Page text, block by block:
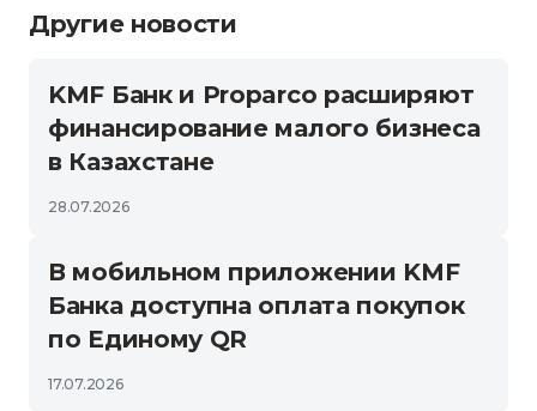
Другие новости
KMF Банк и Proparco расширяют
финансирование малого бизнеса
в Казахстане
28.07.2026
В мобильном приложении KMF
Банка доступна оплата покупок
по Единому QR
17.07.2026